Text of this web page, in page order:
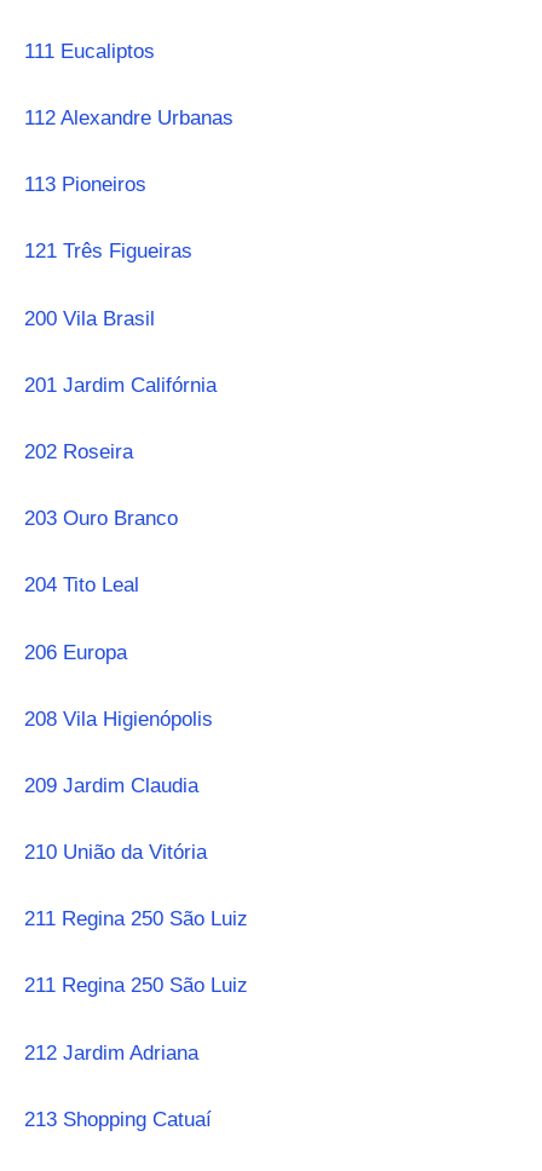
111 Eucaliptos
112 Alexandre Urbanas
113 Pioneiros
121 Três Figueiras
200 Vila Brasil
201 Jardim Califórnia
202 Roseira
203 Ouro Branco
204 Tito Leal
206 Europa
208 Vila Higienópolis
209 Jardim Claudia
210 União da Vitória
211 Regina 250 São Luiz
211 Regina 250 São Luiz
212 Jardim Adriana
213 Shopping Catuaí